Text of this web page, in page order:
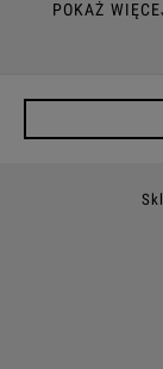
GNIAZDAPOKAŻ